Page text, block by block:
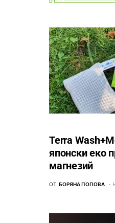
Terra
японски еко
магнезий
ОТ БОРЯНА ПОПОВА